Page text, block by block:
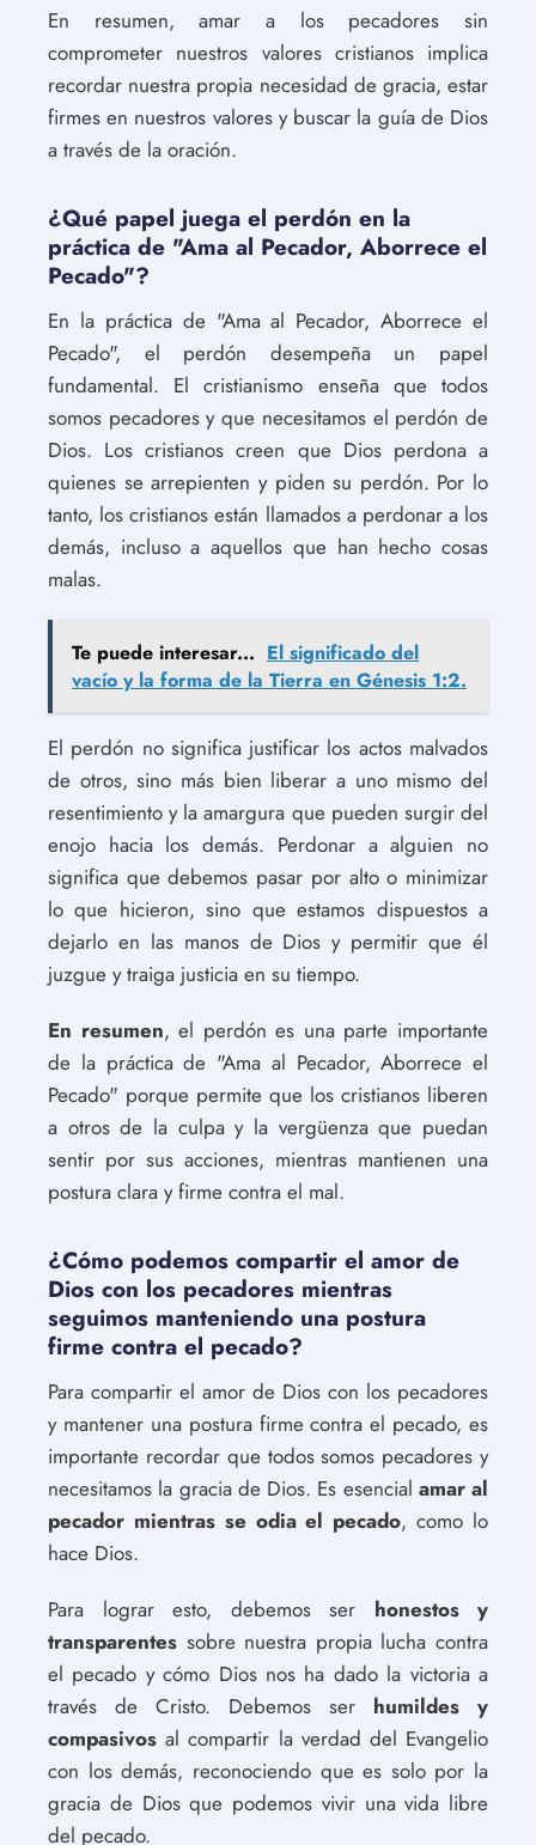
En resumen, amar a los pecadores sin
comprometer nuestros valores cristianos implica
recordar nuestra propia necesidad de gracia, estar
firmes en nuestros valores y buscar la guía de Dios
a través de la oración.
¿Qué papel juega el perdón en la
práctica de "Ama al Pecador, Aborrece el
Pecado"?
En la práctica de "Ama al Pecador, Aborrece el
Pecado", el perdón desempeña un papel
fundamental. El cristianismo enseña que todos
somos pecadores y que necesitamos el perdón de
Dios. Los cristianos creen que Dios perdona a
quienes se arrepienten y piden su perdón. Por lo
tanto, los cristianos están llamados a perdonar a los
demás, incluso a aquellos que han hecho cosas
malas.
Te puede interesar... El significado del
vacío y la forma de la Tierra en Génesis 1:2.
El perdón no significa justificar los actos malvados
de otros, sino más bien liberar a uno mismo del
resentimiento y la amargura que pueden surgir del
enojo hacia los demás. Perdonar a alguien no
significa que debemos pasar por alto o minimizar
lo que hicieron, sino que estamos dispuestos a
dejarlo en las manos de Dios y permitir que él
juzgue y traiga justicia en su tiempo.
En resumen, el perdón es una parte importante
de la práctica de "Ama al Pecador, Aborrece el
Pecado" porque permite que los cristianos liberen
a otros de la culpa y la vergüenza que puedan
sentir por sus acciones, mientras mantienen una
postura clara y firme contra el mal.
¿Cómo podemos compartir el amor de
Dios con los pecadores mientras
seguimos manteniendo una postura
firme contra el pecado?
Para compartir el amor de Dios con los pecadores
y mantener una postura firme contra el pecado, es
importante recordar que todos somos pecadores y
necesitamos la gracia de Dios. Es esencial amar al
pecador mientras se odia el pecado, como lo
hace Dios.
Para lograr esto, debemos ser honestos y
transparentes sobre nuestra propia lucha contra
el pecado y cómo Dios nos ha dado la victoria a
través de Cristo. Debemos ser humildes y
compasivos al compartir la verdad del Evangelio
con los demás, reconociendo que es solo por la
gracia de Dios que podemos vivir una vida libre
del pecado.